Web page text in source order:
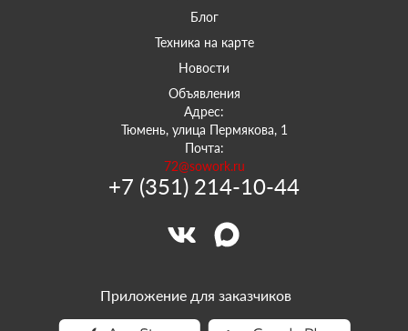
Блог
Техника на карте
Новости
Объявления
Адрес:
Тюмень, улица Пермякова, 1
Почта:
72@sowork.ru
+7 (351) 214-10-44
Приложение для заказчиков